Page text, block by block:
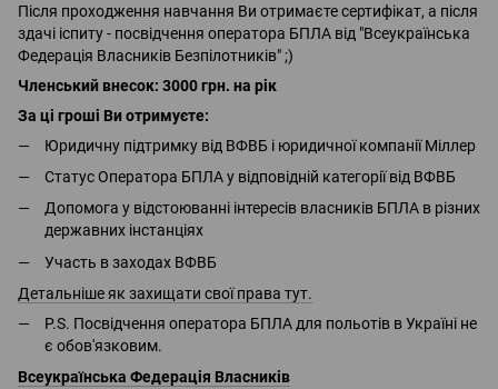
Після проходження навчання Ви отримаєте сертифікат, а після
здачі іспиту - посвідчення оператора БПЛА від "Всеукраїнська
Федерація Власників Безпілотників" ;)
Членський внесок: 3000 грн. на рік
За ці гроші Ви отримуєте:
Юридичну підтримку від ВФВБ і юридичної компанії Міллер
Статус Оператора БПЛА у відповідній категорії від ВФВБ
Допомога у відстоюванні інтересів власників БПЛА в різних
державних інстанціях
Участь в заходах ВФВБ
Детальніше як захищати свої права тут.
P.S. Посвідчення оператора БПЛА для польотів в Україні не
є обов'язковим.
Всеукраїнська Федерація Власників